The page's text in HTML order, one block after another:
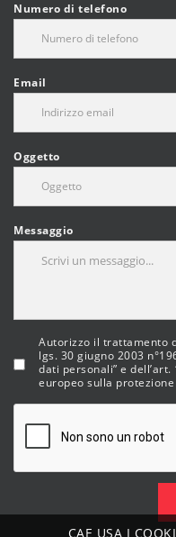
Numero di telefono
Email
Oggetto
Messaggio
Autorizzo il trattamento
lgs. 30 giugno 2003
dati personali” e dell’art.
europeo sulla
CAE USA I